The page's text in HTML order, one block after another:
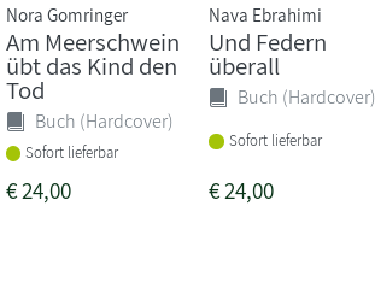
Nora Gomringer
Am Meerschwein
übt das Kind den
Tod
Buch (Hardcover)
Sofort lieferbar
€24,00
Nava Ebrahimi
Und Federn
überall
Buch (Hardcover)
Sofort lieferbar
€24,00